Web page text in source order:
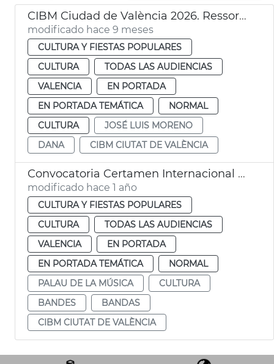
CIBM Ciudad de València 2026. Ressorgir
modificado hace 9 meses
CULTURA Y FIESTAS POPULARES
CULTURA
TODAS LAS AUDIENCIAS
VALENCIA
EN PORTADA
EN PORTADA TEMÁTICA
NORMAL
CULTURA
JOSÉ LUIS MORENO
DANA
CIBM CIUTAT DE VALÈNCIA
Convocatoria Certamen Internacional Bandas Música València 2025
modificado hace 1 año
CULTURA Y FIESTAS POPULARES
CULTURA
TODAS LAS AUDIENCIAS
VALENCIA
EN PORTADA
EN PORTADA TEMÁTICA
NORMAL
PALAU DE LA MÚSICA
CULTURA
BANDES
BANDAS
CIBM CIUTAT DE VALÈNCIA